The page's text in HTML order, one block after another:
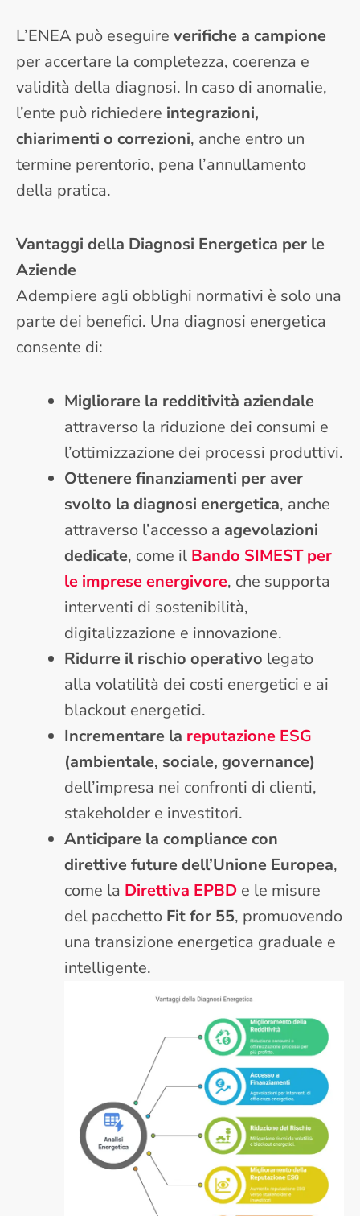
L’ENEA può eseguire verifiche a campione
per accertare la completezza, coerenza e
validità della diagnosi. In caso di anomalie,
l’ente può richiedere integrazioni,
chiarimenti o correzioni, anche entro un
termine perentorio, pena l’annullamento
della pratica.
Vantaggi della Diagnosi Energetica per le
Aziende
Adempiere agli obblighi normativi è solo una
parte dei benefici. Una diagnosi energetica
consente di:
Migliorare la redditività aziendale
attraverso la riduzione dei consumi e
l’ottimizzazione dei processi produttivi.
Ottenere finanziamenti per aver
svolto la diagnosi energetica, anche
attraverso l’accesso a agevolazioni
dedicate, come il Bando SIMEST per
le imprese energivore, che supporta
interventi di sostenibilità,
digitalizzazione e innovazione.
Ridurre il rischio operativo legato
alla volatilità dei costi energetici e ai
blackout energetici.
Incrementare la reputazione ESG
(ambientale, sociale, governance)
dell’impresa nei confronti di clienti,
stakeholder e investitori.
Anticipare la compliance con
direttive future dell’Unione Europea,
come la Direttiva EPBD e le misure
del pacchetto Fit for 55, promuovendo
una transizione energetica graduale e
intelligente.